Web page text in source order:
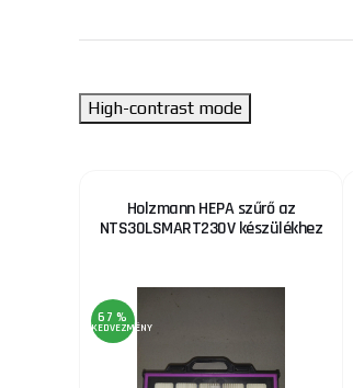
High-contrast mode
Holzmann HEPA szűrő az
NTS30LSMART230V készülékhez
67 %
KEDVEZMÉNY